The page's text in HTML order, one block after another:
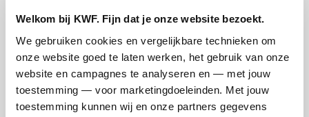
Welkom bij KWF. Fijn dat je onze website bezoekt.
We gebruiken cookies en vergelijkbare technieken om
onze website goed te laten werken, het gebruik van onze
website en campagnes te analyseren en — met jouw
toestemming — voor marketingdoeleinden. Met jouw
toestemming kunnen wij en onze partners gegevens